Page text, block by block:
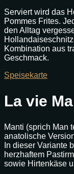
Serviert wird das
Pommes Frites.
den Alltag
Kombination aus
Geschmack.
Speisekarte
La vie
Manti (sprich Man
anatolische
In dieser Variante
herzhaftem
sowie Hirtenkäse